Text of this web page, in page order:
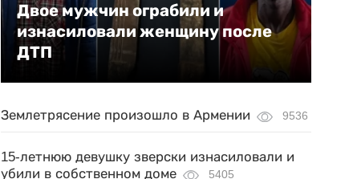
Двое мужчин ограбили и
изнасиловали женщину после
ДТП
Землетрясение произошло в Армении 9536
15-летнюю девушку зверски изнасиловали и
убили в собственном доме
5405